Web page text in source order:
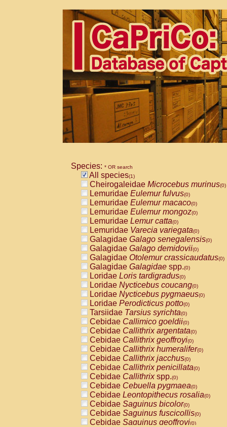
Species: * OR search
All species(1)
Cheirogaleidae Microcebus murinus(0)
Lemuridae Eulemur fulvus(0)
Lemuridae Eulemur macaco(0)
Lemuridae Eulemur mongoz(0)
Lemuridae Lemur catta(0)
Lemuridae Varecia variegata(0)
Galagidae Galago senegalensis(0)
Galagidae Galago demidovii(0)
Galagidae Otolemur crassicaudatus(0)
Galagidae Galagidae spp.(0)
Loridae Loris tardigradus(0)
Loridae Nycticebus coucang(0)
Loridae Nycticebus pygmaeus(0)
Loridae Perodicticus potto(0)
Tarsiidae Tarsius syrichta(0)
Cebidae Callimico goeldii(0)
Cebidae Callithrix argentata(0)
Cebidae Callithrix geoffroyi(0)
Cebidae Callithrix humeralifer(0)
Cebidae Callithrix jacchus(0)
Cebidae Callithrix penicillata(0)
Cebidae Callithrixspp.(0)
Cebidae Cebuella pygmaea(0)
Cebidae Leontopithecus rosalia(0)
Cebidae Saguinus bicolor(0)
Cebidae Saguinus fuscicollis(0)
Cebidae Saguinus geoffroyi(0)